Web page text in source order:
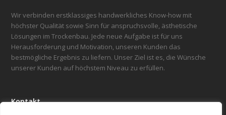
Wir verbinden erstklassiges handwerkliches Know-how mit
höchster Qualität sowie Sinn für anspruchsvolle, ästhetische
Lösungen im Trockenbau. Jede neue Aufgabe ist für uns
Herausforderung und Motivation, unseren Kunden das
bestmögliche Ergebnis zu liefern. Unser Ziel ist es, die Wünsche
unserer Kunden auf höchstem Niveau zu erfüllen.
Kontakt